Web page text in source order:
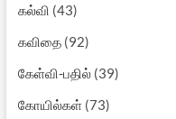
கல்வி (43)
கவிதை(92)
கேள்வி-பதில்(39)
கோயில்கள்(73)